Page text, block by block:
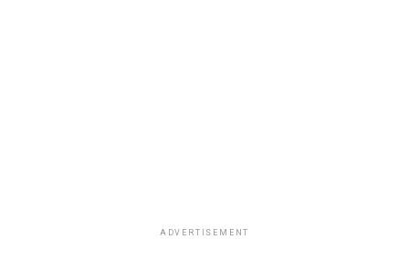
ADVERTISEMENT